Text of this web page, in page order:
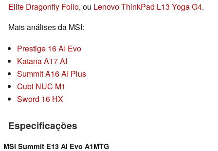
Elite Dragonfly Folio, ou Lenovo ThinkPad L13 Yoga G4.
Mais análises da MSI:
Prestige 16 AI Evo
Katana A17 AI
Summit A16 AI Plus
Cubi NUC M1
Sword 16 HX
Especificações
MSI Summit E13 AI Evo A1MTG